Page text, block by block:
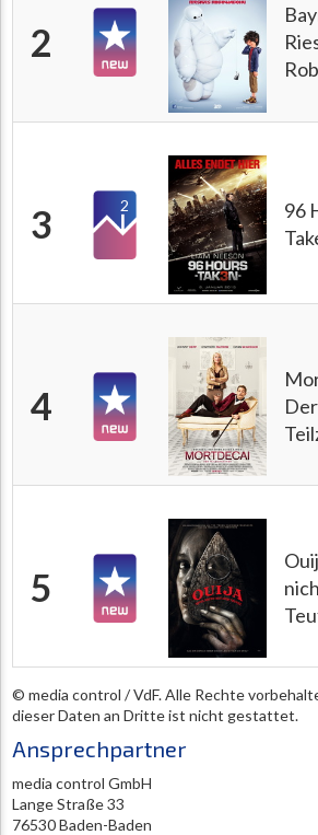
2
3 2
96
4
Der
5
© media control / VdF. Alle Rechte
dieser Daten an Dritte ist nicht gestattet.
Ansprechpartner
media control GmbH
Lange Straße 33
76530 Baden-Baden